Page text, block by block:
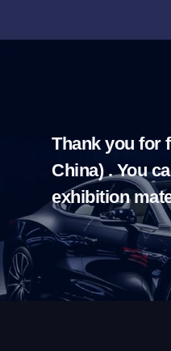
Thank you for
China) . You
exhibition